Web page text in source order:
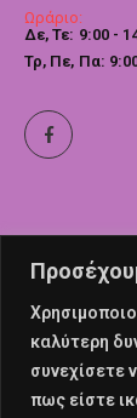
καλύτερη
συνεχίσετε
πως είστε
Ωράριο:
Δε, Τε: 9:00 -
Τρ, Πε, Πα: